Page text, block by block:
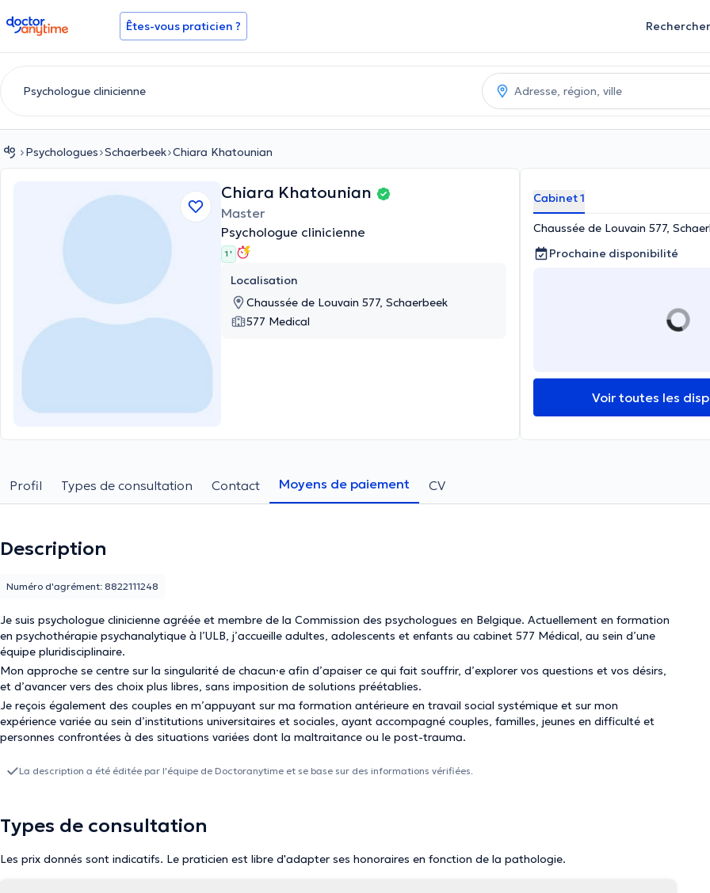
doctoranytime Êtes-vous praticien ? Rechercher
Psychologues Schaerbeek Chiara Khatounian
Chiara Khatounian
Master
Psychologue clinicienne
1 '
Localisation
Chaussée de Louvain 577, Schaerbeek
577 Medical
Cabinet 1
Chaussée de Louvain 577,
Prochaine disponibilité
Voir toutes les
Profil Types de consultation Contact Moyens de paiement CV
Description
Je suis psychologue clinicienne agréée et membre de la Commission des psychologues en Belgique. Actuellement en formation
en psychothérapie psychanalytique à l’ULB, j’accueille adultes, adolescents et enfants au cabinet 577 Médical, au sein d’une
équipe pluridisciplinaire.
Mon approche se centre sur la singularité de chacun·e afin d’apaiser ce qui fait souffrir, d’explorer vos questions et vos désirs,
et d’avancer vers des choix plus libres, sans imposition de solutions préétablies.
Je reçois également des couples en m’appuyant sur ma formation antérieure en travail social systémique et sur mon
expérience variée au sein d’institutions universitaires et sociales, ayant accompagné couples, familles, jeunes en difficulté et
personnes confrontées à des situations variées dont la maltraitance ou le post-trauma.
Numéro d'agrément: 8822111248
La description a été éditée par l'équipe de Doctoranytime et se base sur des informations vérifiées.
Types de consultation
Les prix donnés sont indicatifs. Le praticien est libre d'adapter ses honoraires en fonction de la pathologie.